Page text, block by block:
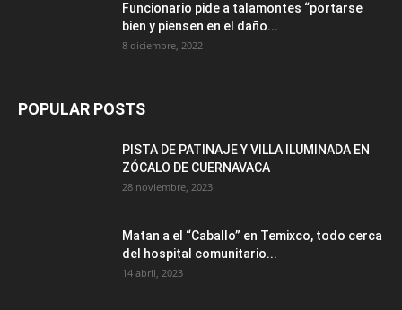
Funcionario pide a talamontes “portarse
bien y piensen en el daño...
8 diciembre, 2022
POPULAR POSTS
PISTA DE PATINAJE Y VILLA ILUMINADA EN
ZÓCALO DE CUERNAVACA
28 noviembre, 2023
Matan a el “Caballo” en Temixco, todo cerca
del hospital comunitario...
14 abril, 2023